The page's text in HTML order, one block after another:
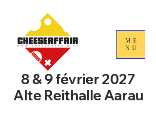
ME
NU
8 & 9 février 2027
Alte Reithalle Aarau